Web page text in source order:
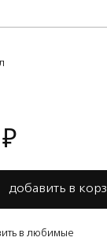
₽
добавить в
в любимые